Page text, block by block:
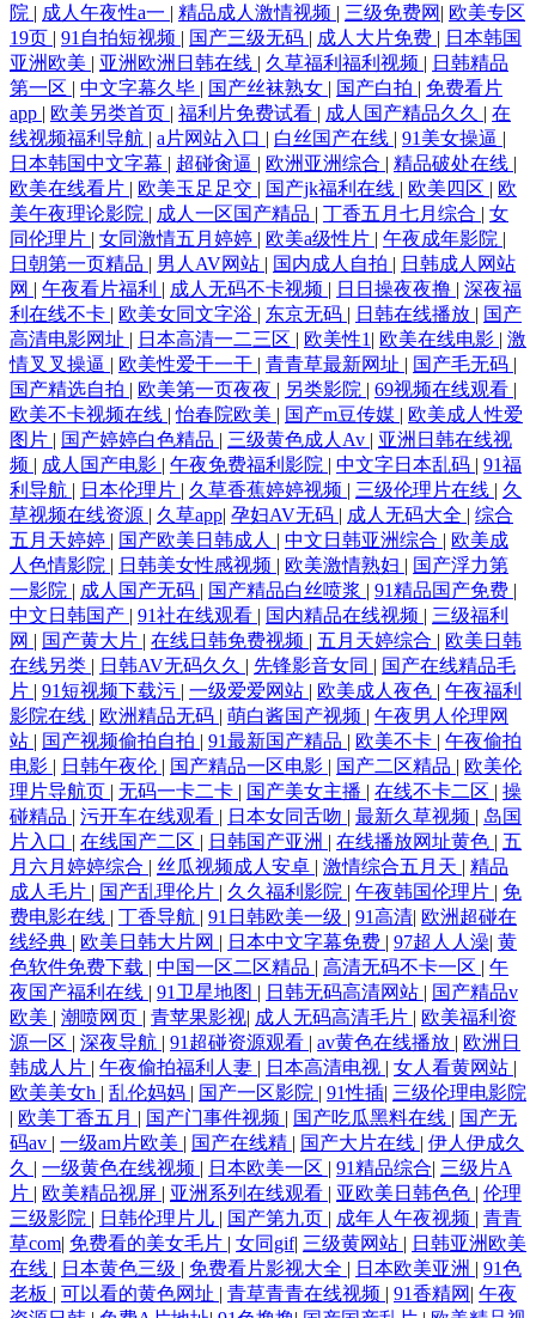
院 | 成人午夜性a一 | 精品成人激情视频 | 三级免费网 | 欧美专区
19页 | 91自拍短视频 | 国产三级无码 | 成人大片免费 | 日本韩国
亚洲欧美 | 亚洲欧洲日韩在线 | 久草福利福利视频 | 日韩精品
第一区 | 中文字幕久毕 | 国产丝袜熟女 | 国产白拍 | 免费看片
app | 欧美另类首页 | 福利片免费试看 | 成人国产精品久久 | 在
线视频福利导航 | a片网站入口 | 白丝国产在线 | 91美女操逼 |
日本韩国中文字幕 | 超碰肏逼 | 欧洲亚洲综合 | 精品破处在线 |
欧美在线看片 | 欧美玉足足交 | 国产jk福利在线 | 欧美四区 | 欧
美午夜理论影院 | 成人一区国产精品 | 丁香五月七月综合 | 女
同伦理片 | 女同激情五月婷婷 | 欧美a级性片 | 午夜成年影院 |
日朝第一页精品 | 男人AV网站 | 国内成人自拍 | 日韩成人网站
网 | 午夜看片福利 | 成人无码不卡视频 | 日日操夜夜撸 | 深夜福
利在线不卡 | 欧美女同文字浴 | 东京无码 | 日韩在线播放 | 国产
高清电影网址 | 日本高清一二三区 | 欧美性1 | 欧美在线电影 | 激
情叉叉操逼 | 欧美性爱干一干 | 青青草最新网址 | 国产毛无码 |
国产精选自拍 | 欧美第一页夜夜 | 另类影院 | 69视频在线观看 |
欧美不卡视频在线 |怡春院欧美 | 国产m豆传媒 | 欧美成人性爱
图片 | 国产婷婷白色精品 | 三级黄色成人Av | 亚洲日韩在线视
频 | 成人国产电影 | 午夜免费福利影院 | 中文字日本乱码 | 91福
利导航 | 日本伦理片 | 久草香蕉婷婷视频 | 三级伦理片在线 | 久
草视频在线资源 | 久草app| 孕妇AV无码 | 成人无码大全 | 综合
五月天婷婷 | 国产欧美日韩成人 | 中文日韩亚洲综合 | 欧美成
人色情影院 | 日韩美女性感视频 | 欧美激情熟妇 | 国产浮力第
一影院 | 成人国产无码 | 国产精品白丝喷浆 | 91精品国产免费 |
中文日韩国产 | 91社在线观看 | 国内精品在线视频 | 三级福利
网 | 国产黄大片 | 在线日韩免费视频 | 五月天婷综合 | 欧美日韩
在线另类 | 日韩AV无码久久 | 先锋影音女同 | 国产在线精品毛
片 | 91短视频下载污 | 一级爱爱网站 | 欧美成人夜色 | 午夜福利
影院在线 | 欧洲精品无码 | 萌白酱国产视频 | 午夜男人伦理网
站 | 国产视频偷拍自拍 | 91最新国产精品 | 欧美不卡 | 午夜偷拍
电影 | 日韩午夜伦 | 国产精品一区电影 | 国产二区精品 | 欧美伦
理片导航页 | 无码一卡二卡 | 国产美女主播 | 在线不卡二区 | 操
碰精品 | 污开车在线观看 | 日本女同舌吻 | 最新久草视频 | 岛国
片入口 | 在线国产二区 | 日韩国产亚洲 | 在线播放网址黄色 | 五
月六月婷婷综合 | 丝瓜视频成人安卓 | 激情综合五月天 | 精品
成人毛片 | 国产乱理伦片 | 久久福利影院 | 午夜韩国伦理片 | 免
费电影在线 | 丁香导航 | 91日韩欧美一级 | 91高清| 欧洲超碰在
线经典 | 欧美日韩大片网 | 日本中文字幕免费 | 97超人人澡| 黄
色软件免费下载 | 中国一区二区精品 | 高清无码不卡一区 | 午
夜国产福利在线 | 91卫星地图 | 日韩无码高清网站 | 国产精品v
欧美 | 潮喷网页 | 青苹果影视| 成人无码高清毛片 | 欧美福利资
源一区 | 深夜导航 | 91超碰资源观看 | av黄色在线播放 | 欧洲日
韩成人片 | 午夜偷拍福利人妻 | 日本高清电视 | 女人看黄网站 |
欧美美女h | 乱伦妈妈 | 国产一区影院 | 91性插| 三级伦理电影院
| 欧美丁香五月 | 国产门事件视频 | 国产吃瓜黑料在线 | 国产无
码av | 一级am片欧美 | 国产在线精 | 国产大片在线 | 伊人伊成久
久 | 一级黄色在线视频 | 日本欧美一区 | 91精品综合| 三级片A
片 | 欧美精品视屏 | 亚洲系列在线观看 | 亚欧美日韩色色 | 伦理
三级影院 | 日韩伦理片儿 | 国产第九页 | 成年人午夜视频 | 青青
草com| 免费看的美女毛片 | 女同gif| 三级黄网站 | 日韩亚洲欧美
在线 | 日本黄色三级 | 免费看片影视大全 | 日本欧美亚洲 | 91色
老板 | 可以看的黄色网址 | 青草青青在线视频 | 91香精网 | 午夜